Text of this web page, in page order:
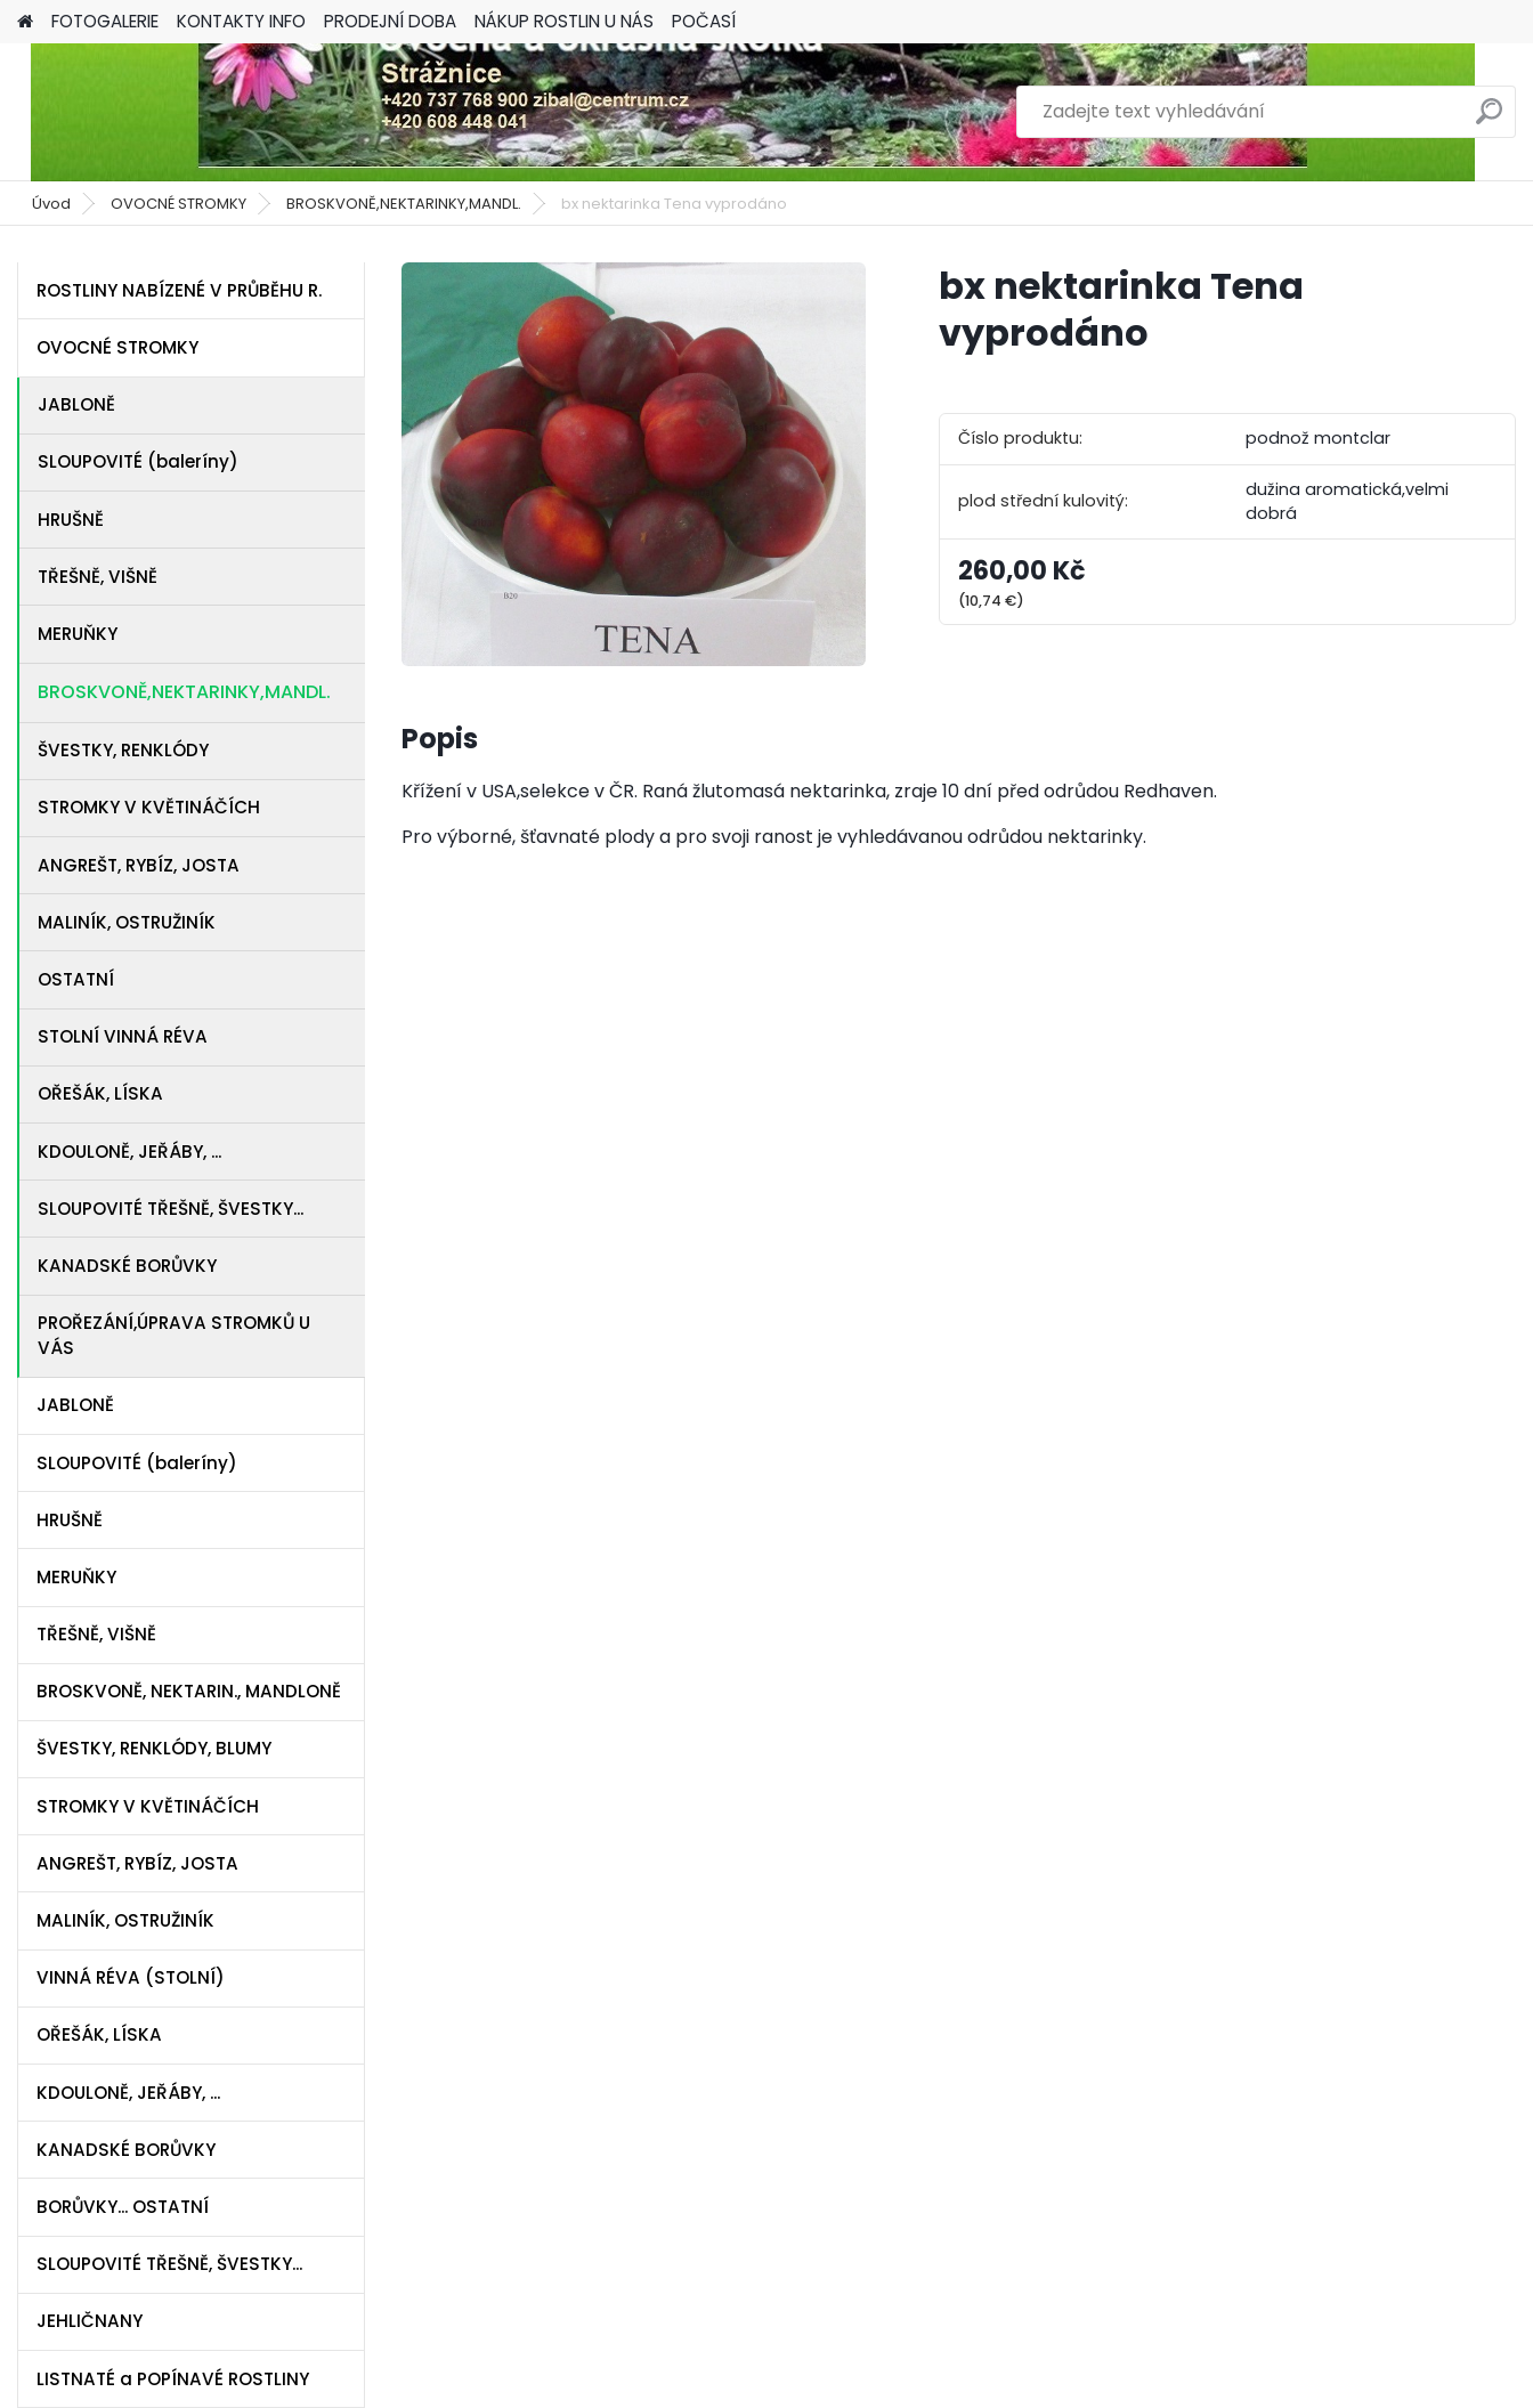
FOTOGALERIE KONTAKTY INFO PRODEJNÍ DOBA NÁKUP ROSTLIN U NÁS POČASÍ
Úvod OVOCNÉ STROMKY BROSKVONĚ,NEKTARINKY,MANDL. bx nektarinka Tena vyprodáno
ROSTLINY NABÍZENÉ V PRŮBĚHU R.
OVOCNÉ STROMKY
JABLONĚ
SLOUPOVITÉ (baleríny)
HRUŠNĚ
TŘEŠNĚ, VIŠNĚ
MERUŇKY
BROSKVONĚ,NEKTARINKY,MANDL.
ŠVESTKY, RENKLÓDY
STROMKY V KVĚTINÁČÍCH
ANGREŠT, RYBÍZ, JOSTA
MALINÍK, OSTRUŽINÍK
OSTATNÍ
STOLNÍ VINNÁ RÉVA
OŘEŠÁK, LÍSKA
KDOULONĚ, JEŘÁBY, ...
SLOUPOVITÉ TŘEŠNĚ, ŠVESTKY...
KANADSKÉ BORŮVKY
PROŘEZÁNÍ,ÚPRAVA STROMKŮ U
VÁS
JABLONĚ
SLOUPOVITÉ (baleríny)
HRUŠNĚ
MERUŇKY
TŘEŠNĚ, VIŠNĚ
BROSKVONĚ, NEKTARIN., MANDLONĚ
ŠVESTKY, RENKLÓDY, BLUMY
STROMKY V KVĚTINÁČÍCH
ANGREŠT, RYBÍZ, JOSTA
MALINÍK, OSTRUŽINÍK
VINNÁ RÉVA (STOLNÍ)
OŘEŠÁK, LÍSKA
KDOULONĚ, JEŘÁBY, ...
KANADSKÉ BORŮVKY
BORŮVKY... OSTATNÍ
SLOUPOVITÉ TŘEŠNĚ, ŠVESTKY...
JEHLIČNANY
LISTNATÉ a POPÍNAVÉ ROSTLINY
bx nektarinka Tena
vyprodáno
Číslo produktu: podnož montclar
plod střední kulovitý:
dužina aromatická,velmi
dobrá
260,00 Kč
(10,74 €)
Popis
Křížení v USA,selekce v ČR. Raná žlutomasá nektarinka, zraje 10 dní před odrůdou Redhaven.
Pro výborné, šťavnaté plody a pro svoji ranost je vyhledávanou odrůdou nektarinky.